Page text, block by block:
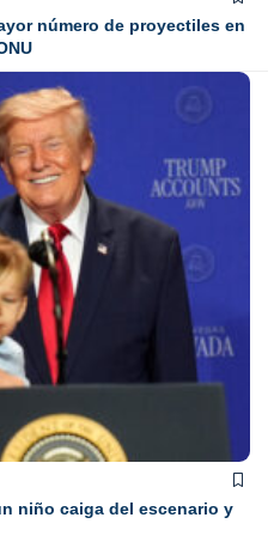
número de proyectiles en
niño caiga del escenario y